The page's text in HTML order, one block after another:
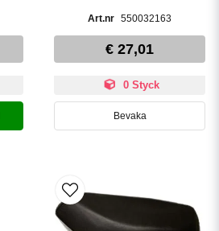
550032163
€ 27,01
0 Styck
Bevaka